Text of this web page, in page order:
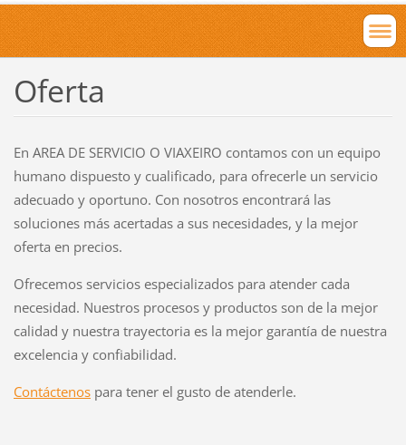
Oferta
En AREA DE SERVICIO O VIAXEIRO contamos con un equipo
humano dispuesto y cualificado, para ofrecerle un servicio
adecuado y oportuno. Con nosotros encontrará las
soluciones más acertadas a sus necesidades, y la mejor
oferta en precios.
Ofrecemos servicios especializados para atender cada
necesidad. Nuestros procesos y productos son de la mejor
calidad y nuestra trayectoria es la mejor garantía de nuestra
excelencia y confiabilidad.
Contáctenospara tener el gusto de atenderle.